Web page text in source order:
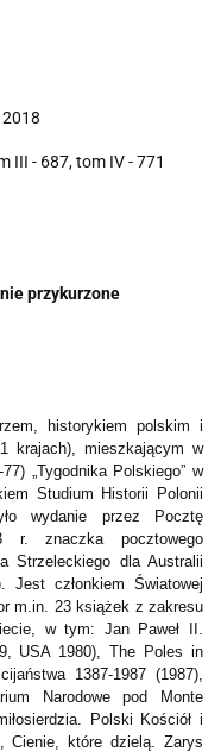
2018
III - 687, tom IV - 771
przykurzone
historykiem polskim i
krajach), mieszkającym w
„Tygodnika Polskiego” w
Studium Historii Polonii
wydanie przez Pocztę
r. znaczka pocztowego
Strzeleckiego dla Australii
Jest członkiem Światowej
m.in. 23 książek z zakresu
w tym: Jan Paweł II.
USA 1980), The Poles in
1387-1987 (1987),
Narodowe pod Monte
Polski Kościół i
Cienie, które dzielą. Zarys